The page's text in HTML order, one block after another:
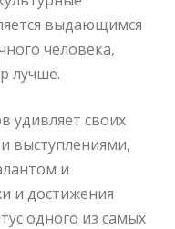
выдающимся
человека,
лучше.
удивляет своих
выступлениями,
и
и достижения
одного из самых